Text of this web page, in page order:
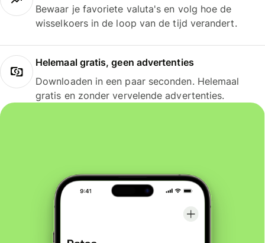
Bewaar je favoriete valuta's en volg hoe de
wisselkoers in de loop van de tijd verandert.
Helemaal gratis, geen advertenties
Downloaden in een paar seconden. Helemaal
gratis en zonder vervelende advertenties.